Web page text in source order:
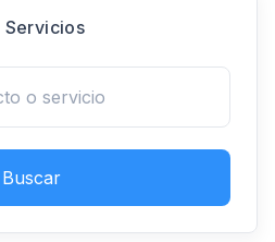
Servicios
Buscar